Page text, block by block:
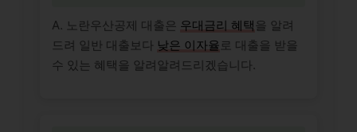
A. 노란우산공제 대출은 우대금리 혜택을 알려
드려 일반 대출보다 낮은 이자율 로 대출을 받을
수 있는 혜택을 알려알려드리겠습니다.